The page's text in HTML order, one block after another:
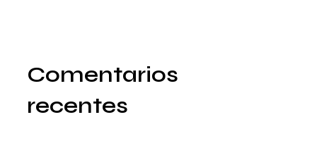
Comentarios
recentes